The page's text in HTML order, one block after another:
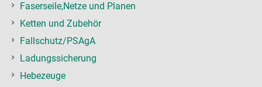
Faserseile,Netze und Planen
Ketten und Zubehör
Fallschutz/PSAgA
Ladungssicherung
Hebezeuge